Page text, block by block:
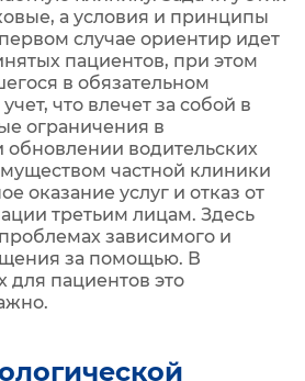
а условия и принципы
случае ориентир идет
пациентов, при этом
в обязательном
что влечет за собой в
ограничения в
обновлении водительских
частной клиники
оказание услуг и отказ от
третьим лицам. Здесь
зависимого и
за помощью. В
для пациентов это